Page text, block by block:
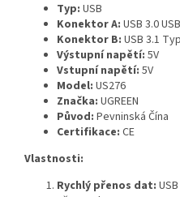
Typ: USB
Konektor A: USB 3.0
Konektor B: USB 3.1
Výstupní napětí: 5V
Vstupní napětí: 5V
Model: US276
Značka: UGREEN
Původ: Pevninská Čína
Certifikace: CE
Vlastnosti:
Rychlý přenos dat: